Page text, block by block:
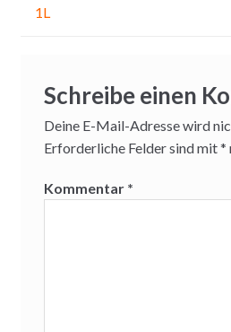
1L
Schreibe einen
Deine E-Mail-Adresse wird
Erforderliche Felder sind mit*
Kommentar *